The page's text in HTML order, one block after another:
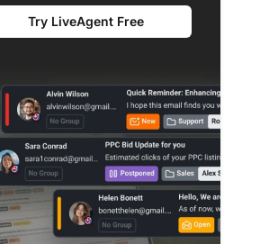
Try LiveAgent Free